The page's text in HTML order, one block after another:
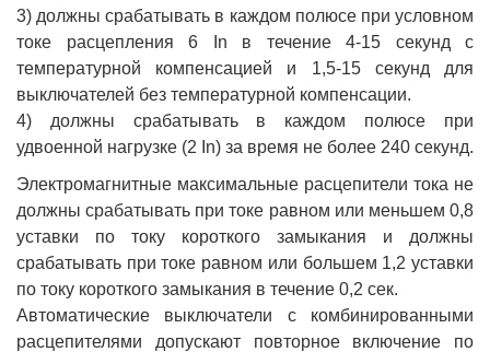
3) должны срабатывать в каждом полюсе при условном
токе расцепления 6 In в течение 4-15 секунд с
температурной компенсацией и 1,5-15 секунд для
выключателей без температурной компенсации.
4) должны срабатывать в каждом полюсе при
удвоенной нагрузке (2 In) за время не более 240 секунд.
Электромагнитные максимальные расцепители тока не
должны срабатывать при токе равном или меньшем 0,8
уставки по току короткого замыкания и должны
срабатывать при токе равном или большем 1,2 уставки
по току короткого замыкания в течение 0,2 сек.
Автоматические выключатели с комбинированными
расцепителями допускают повторное включение по